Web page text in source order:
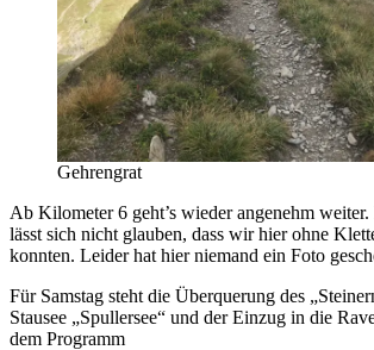
Gehrengrat
Ab Kilometer 6 geht’s wieder angenehm
lässt sich nicht glauben, dass wir hier ohne
konnten. Leider hat hier niemand ein Foto
Für Samstag steht die Überquerung des
Stausee „Spullersee“ und der Einzug in die
dem Programm